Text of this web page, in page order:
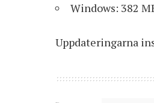
Windows: 382
Uppdateringarna